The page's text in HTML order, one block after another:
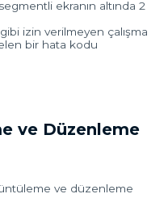
ekranın altında 2
izin verilmeyen çalışma
bir hata kodu
ve Düzenleme
ve düzenleme